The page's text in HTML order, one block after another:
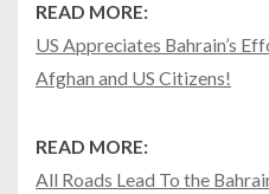
READ MORE:
US Appreciates Bahrain’s
Afghan and US Citizens!
READ MORE:
All Roads Lead To the